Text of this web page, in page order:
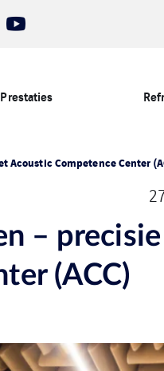
Prestaties
Competence Center
–
(ACC)